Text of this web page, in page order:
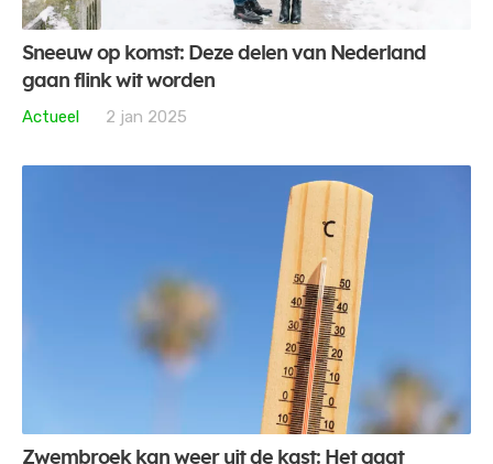
Sneeuw op komst: Deze delen van Nederland
gaan flink wit worden
Actueel
2 jan 2025
Zwembroek kan weer uit de kast: Het gaat